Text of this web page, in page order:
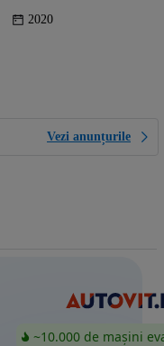
2020
Vezi anunțurile
~10.000 de mașini